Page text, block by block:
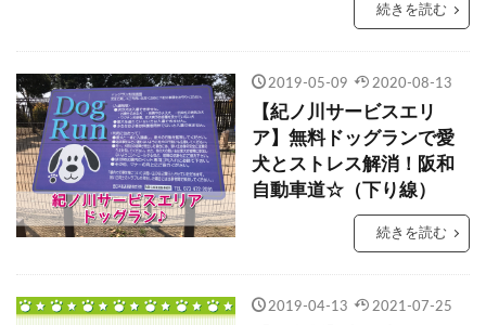
続きを読む
2019-05-09 2020-08-13
【紀ノ川サービスエリ
ア】無料ドッグランで愛
犬とストレス解消！阪和
自動車道☆（下り線）
続きを読む
2019-04-13 2021-07-25